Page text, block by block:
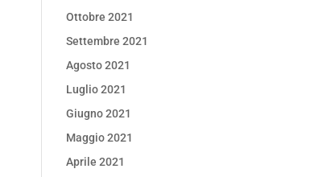
Ottobre 2021
Settembre 2021
Agosto 2021
Luglio 2021
Giugno 2021
Maggio 2021
Aprile 2021